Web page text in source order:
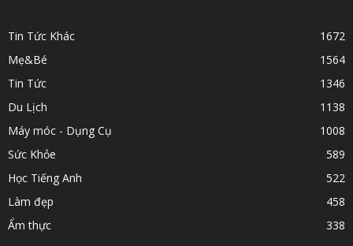
Tin Tức Khác
1672
Mẹ&Bé
1564
Tin Tức
1346
Du Lịch
1138
Máy móc - Dụng Cụ
1008
Sức Khỏe
589
Học Tiếng Anh
522
Làm đẹp
458
Ẩm thực
338